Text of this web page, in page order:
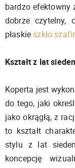
bardzo efektowny
dobrze czytelny,
płaskie szkło
Kształt z lat
Koperta jest
do tego, jaki
jako okrągłą, z
to kształt
stylu z lat
koncepcję